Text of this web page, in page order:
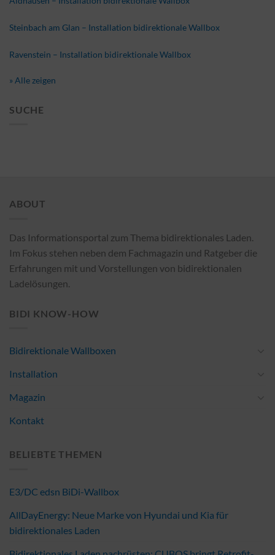
Steinbach am Glan – Installation bidirektionale Wallbox
Ravenstein – Installation bidirektionale Wallbox
» Alle zeigen
SUCHE
ABOUT
Das Informationsportal zum Thema bidirektionales Laden.
Im Fokus stehen neben dem Fachmagazin und Ratgeber die
Erfahrungen mit und Vorstellungen von bidirektionalen
Ladelösungen.
BIDI KNOW-HOW
Bidirektionale Wallboxen
Installation
Magazin
Kontakt
BELIEBTE THEMEN
E3/DC edsn BiDi-Wallbox
AllDayEnergy: Neue Marke von Hyundai und Kia für
bidirektionales Laden